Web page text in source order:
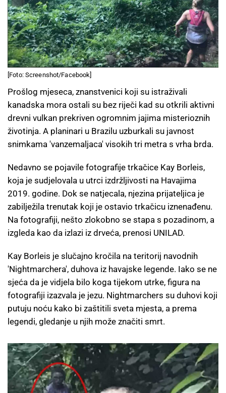
[Foto: Screenshot/Facebook]
Prošlog mjeseca, znanstvenici koji su istraživali
kanadska mora ostali su bez riječi kad su otkrili aktivni
drevni vulkan prekriven ogromnim jajima misterioznih
životinja. A planinari u Brazilu uzburkali su javnost
snimkama 'vanzemaljaca' visokih tri metra s vrha brda.
Nedavno se pojavile fotografije trkačice Kay Borleis,
koja je sudjelovala u utrci izdržljivosti na Havajima
2019. godine. Dok se natjecala, njezina prijateljica je
zabilježila trenutak koji je ostavio trkačicu iznenađenu.
Na fotografiji, nešto zlokobno se stapa s pozadinom, a
izgleda kao da izlazi iz drveća, prenosi UNILAD.
Kay Borleis je slučajno kročila na teritorij navodnih
'Nightmarchera', duhova iz havajske legende. Iako se ne
sjeća da je vidjela bilo koga tijekom utrke, figura na
fotografiji izazvala je jezu. Nightmarchers su duhovi koji
putuju noću kako bi zaštitili sveta mjesta, a prema
legendi, gledanje u njih može značiti smrt.